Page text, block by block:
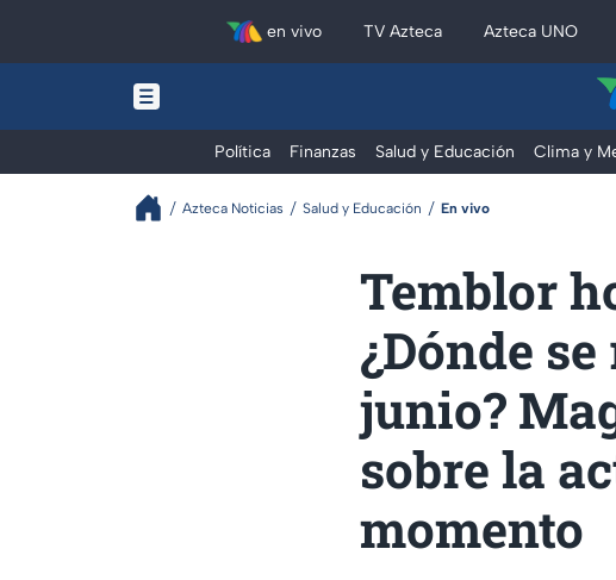
en vivo TV Azteca Azteca UNO
Política Finanzas Salud y Educación Clima y
Azteca Noticias Salud y Educación En vivo
Temblor
¿Dónde
junio?
sobre la
momento